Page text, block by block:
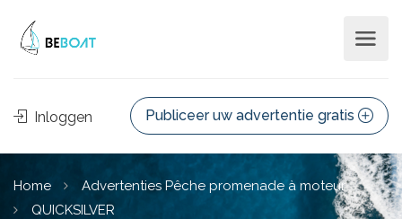
Inloggen Publiceer uw advertentie gratis
Home
Advertenties Pêche promenade à moteur
QUICKSILVER